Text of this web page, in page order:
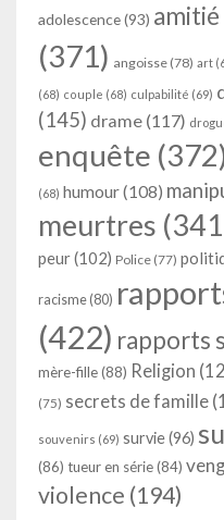
adolescence(93) amitié
(371) angoisse (78) art
(68) couple (68) culpabilité (69)
(145) drame (117)
enquête
(68) humour(108)
meurtres
peur(102) Police (77)
racisme (80)
(422) rapports
mère-fille(88) Religion
(75) secrets de famille
souvenirs (69) survie(96)
(86) tueur en série(84)
violence (194)